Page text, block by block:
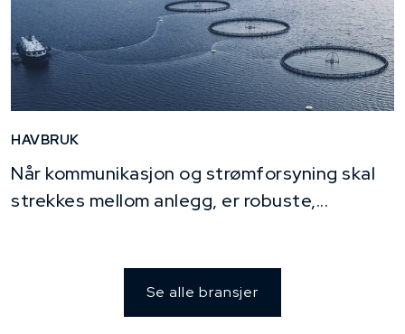
HAVBRUK
Når kommunikasjon og strømforsyning skal
strekkes mellom anlegg, er robuste,...
Se alle bransjer